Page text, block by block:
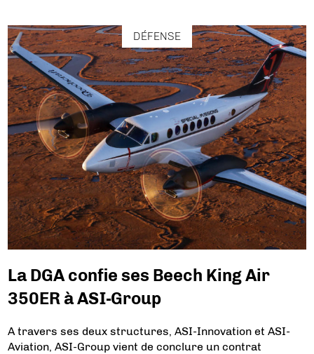
DÉFENSE
La DGA confie ses Beech King Air
350ER à ASI-Group
A travers ses deux structures, ASI-Innovation et ASI-
Aviation, ASI-Group vient de conclure un contrat